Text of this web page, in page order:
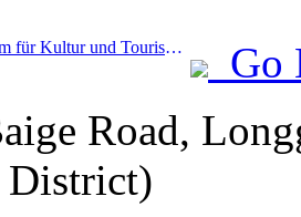
Prev:Das Ministerium für Kultur und Tourismus berichtete, dass im Jahr 2025 16.994 Sehenswürdigkeiten der Kategorie A 7,51 Milliarden Besucher empfangen und Tourismuseinnahmen in Höhe von 554,49 Milliarden Yuan generiert haben.
Go
Road,